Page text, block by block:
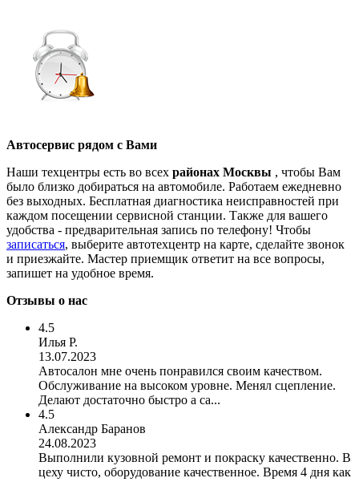
Автосервис рядом с Вами
Наши техцентры есть во всех районах Москвы , чтобы Вам
было близко добираться на автомобиле. Работаем ежедневно
без выходных. Бесплатная диагностика неисправностей при
каждом посещении сервисной станции. Также для вашего
удобства - предварительная запись по телефону! Чтобы
записаться, выберите автотехцентр на карте, сделайте звонок
и приезжайте. Мастер приемщик ответит на все вопросы,
запишет на удобное время.
Отзывы о нас
4.5
Илья Р.
13.07.2023
Автосалон мне очень понравился своим качеством.
Обслуживание на высоком уровне. Менял сцепление.
Делают достаточно быстро а са...
4.5
Александр Баранов
24.08.2023
Выполнили кузовной ремонт и покраску качественно. В
цеху чисто, оборудование качественное. Время 4 дня как